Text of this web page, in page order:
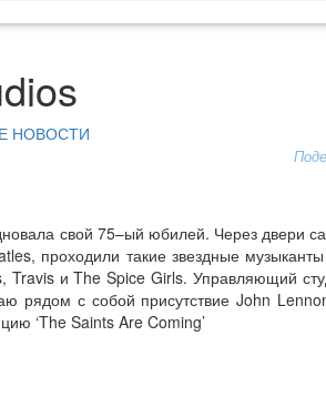
НОВОСТИ
свой 75–ый юбилей. Через двери
проходили такие звездные
и The Spice Girls. Управляющий
рядом с собой присутствие John
‘The Saints Are Coming’